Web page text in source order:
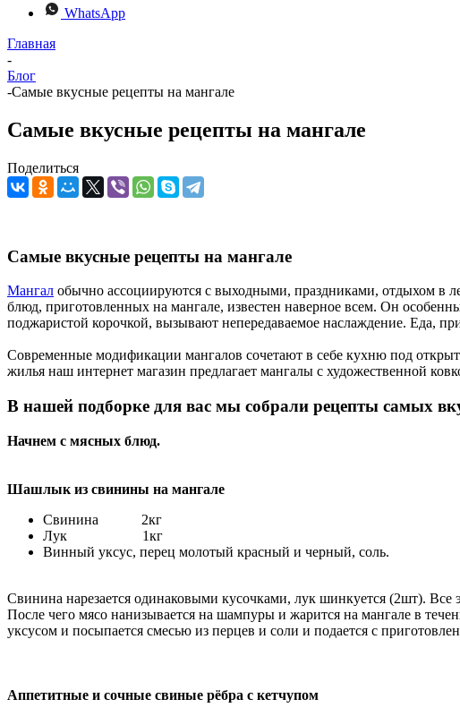
WhatsApp
Главная
-
Блог
-Самые вкусные рецепты на мангале
Самые вкусные рецепты на мангале
Поделиться
Самые вкусные рецепты на мангале
Мангал обычно ассоциируются с выходными, праздниками, отдыхом в
блюд, приготовленных на мангале, известен наверное всем. Он
поджаристой корочкой, вызывают непередаваемое наслаждение. Еда,
Современные модификации мангалов сочетают в себе кухню под
жилья наш интернет магазин предлагает мангалы с художественной
В нашей подборке для вас мы собрали рецепты самых
Начнем с мясных блюд.
Шашлык из свинины на мангале
Свинина 2кг
Лук 1кг
Винный уксус, перец молотый красный и черный, соль.
Свинина нарезается одинаковыми кусочками, лук шинкуется (2шт). Все
После чего мясо нанизывается на шампуры и жарится на мангале в
уксусом и посыпается смесью из перцев и соли и подается с
Аппетитные и сочные свиные рёбра с кетчупом